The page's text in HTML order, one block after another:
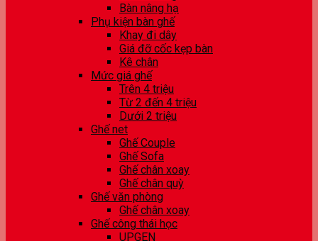
Bàn nâng hạ
Phụ kiện bàn ghế
Khay đi dây
Giá đỡ cốc kẹp bàn
Kê chân
Mức giá ghế
Trên 4 triệu
Từ 2 đến 4 triệu
Dưới 2 triệu
Ghế net
Ghế Couple
Ghế Sofa
Ghế chân xoay
Ghế chân quỳ
Ghế văn phòng
Ghế chân xoay
Ghế công thái học
UPGEN